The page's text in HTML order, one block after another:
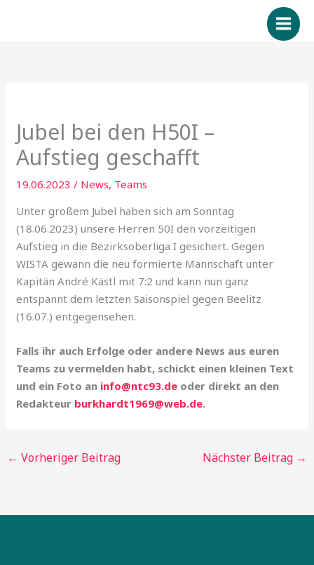
Jubel bei den H50I –
Aufstieg geschafft
19.06.2023/ News, Teams
Unter großem Jubel haben sich am Sonntag
(18.06.2023) unsere Herren 50I den vorzeitigen
Aufstieg in die Bezirksoberliga I gesichert. Gegen
WISTA gewann die neu formierte Mannschaft unter
Kapitän André Kästl mit 7:2 und kann nun ganz
entspannt dem letzten Saisonspiel gegen Beelitz
(16.07.) entgegensehen.
Falls ihr auch Erfolge oder andere News aus euren
Teams zu vermelden habt, schickt einen kleinen Text
und ein Foto an info@ntc93.de oder direkt an den
Redakteur burkhardt1969@web.de.
← Vorheriger Beitrag Nächster Beitrag →